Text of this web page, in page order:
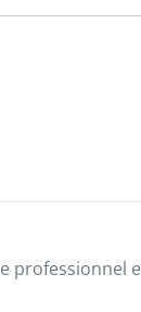
professionnel